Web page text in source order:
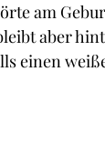
am
aber
einen